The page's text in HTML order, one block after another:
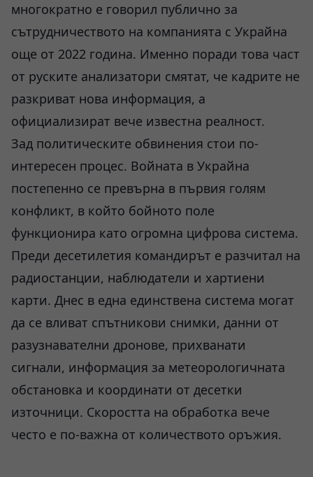
многократно е говорил публично за
сътрудничеството на компанията с Украйна
още от 2022 година. Именно поради това част
от руските анализатори смятат, че кадрите не
разкриват нова информация, а
официализират вече известна реалност.
Зад политическите обвинения стои по-
интересен процес. Войната в Украйна
постепенно се превърна в първия голям
конфликт, в който бойното поле
функционира като огромна цифрова система.
Преди десетилетия командирът е разчитал на
радиостанции, наблюдатели и хартиени
карти. Днес в една единствена система могат
да се вливат спътникови снимки, данни от
разузнавателни дронове, прихванати
сигнали, информация за метеорологичната
обстановка и координати от десетки
източници. Скоростта на обработка вече
често е по-важна от количеството оръжия.